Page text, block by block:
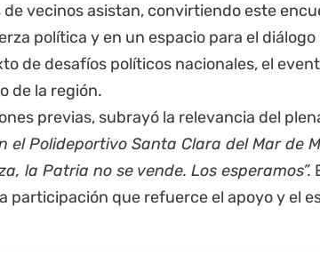
de vecinos asistan, convirtiendo este
política y en un espacio para el
de desafíos políticos nacionales, el
de la región.
previas, subrayó la relevancia del
el Polideportivo Santa Clara del Mar de
la Patria no se vende. Los esperamos”.
participación que refuerce el apoyo y el